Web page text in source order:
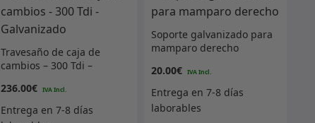
Travesaño de caja de
cambios – 300 Tdi –
236.00€
Soporte galvanizado para
mamparo derecho
20.00€